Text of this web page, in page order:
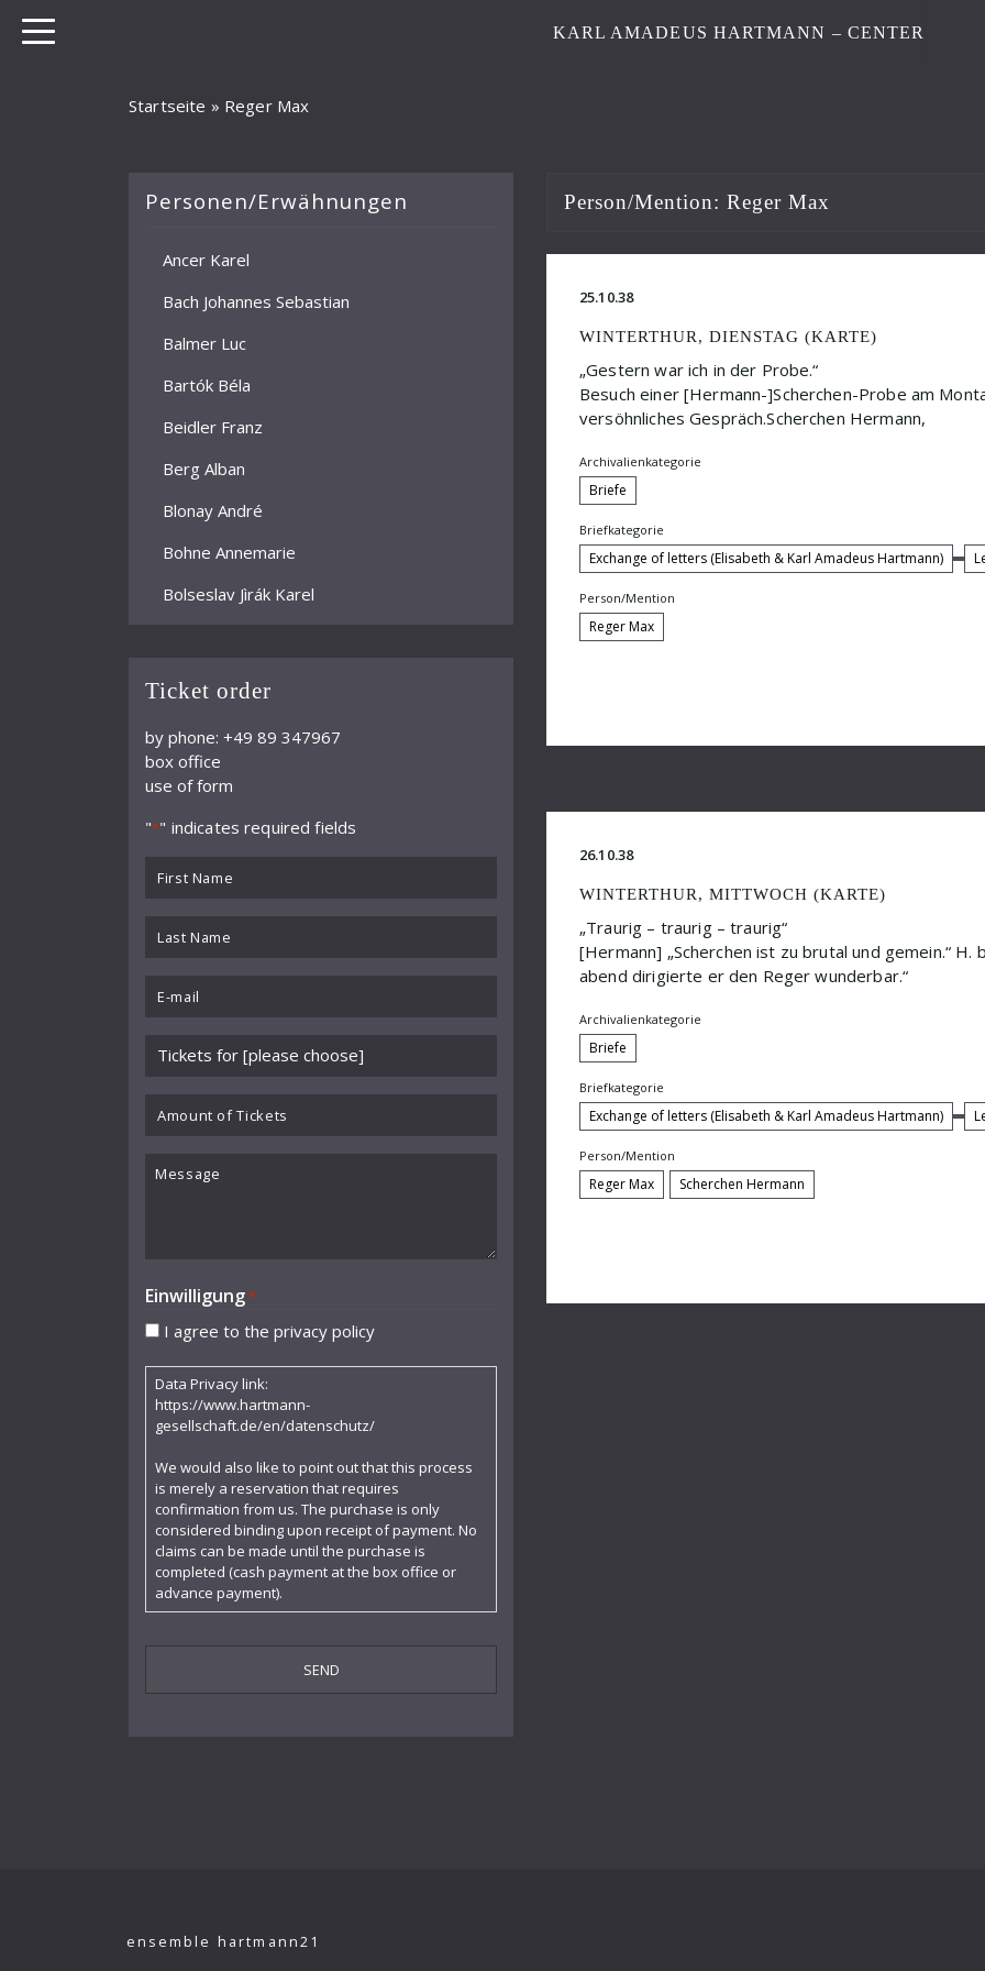
KARL AMADEUS HARTMANN – CENTER
Startseite » Reger Max
Personen/Erwähnungen
Ancer Karel
Bach Johannes Sebastian
Balmer Luc
Bartók Béla
Beidler Franz
Berg Alban
Blonay André
Bohne Annemarie
Bolseslav Jìrák Karel
Bour Ernest
Büchner Georg
Burkhard Willy
Busch Adolf
Buß
Chartier
Cocteau Jean
Collaer Paul
Cornelia Kallisch
Curjell Hans
Dallapiccola Luigi
Donderer Georg
Dubs Hermann
Durme Jef van
Dusolina Giannini
Egk Werner
Enescu George
Felicie Hüni-Mihacsek
Feuermann Emanuel
Finke Fidelio
Hartmann Richard
Ticket order
by phone: +49 89 347967
box office
use of form
"*" indicates required fields
First
Name
*Last
Name
*Email
*
Please
choose
event
Amount
of
Tickets
Message
Einwilligung*
I agree to the privacy policy
Data Privacy link:
https://www.hartmann-
gesellschaft.de/en/datenschutz/
We would also like to point out that this process
is merely a reservation that requires
confirmation from us. The purchase is only
considered binding upon receipt of payment. No
claims can be made until the purchase is
completed (cash payment at the box office or
advance payment).
Person/Mention: Reger Max
25.10.38
WINTERTHUR, DIENSTAG (KARTE)
„Gestern war ich in der Probe.“
Besuch einer [Hermann-]Scherchen-Probe am
versöhnliches Gespräch.Scherchen Hermann,
Archivalienkategorie
Briefe
Briefkategorie
Exchange of letters (Elisabeth & Karl Amadeus Hartmann)
Person/Mention
Reger Max
26.10.38
WINTERTHUR, MITTWOCH (KARTE)
„Traurig – traurig – traurig“
[Hermann] „Scherchen ist zu brutal und gemein.“
abend dirigierte er den Reger wunderbar.“
Archivalienkategorie
Briefe
Briefkategorie
Exchange of letters (Elisabeth & Karl Amadeus Hartmann)
Person/Mention
Reger Max Scherchen Hermann
ensemble hartmann21